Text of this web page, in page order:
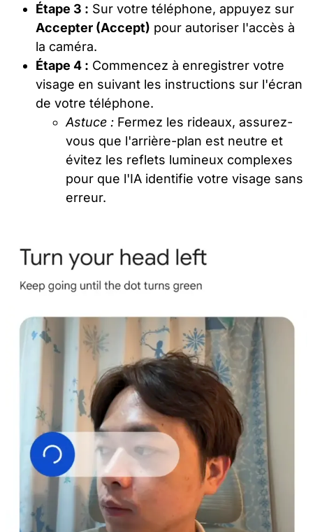
Étape 3 : Sur votre téléphone, appuyez sur
Accepter (Accept) pour autoriser l'accès à
la caméra.
Étape 4 : Commencez à enregistrer votre
visage en suivant les instructions sur l'écran
de votre téléphone.
Astuce : Fermez les rideaux, assurez-
vous que l'arrière-plan est neutre et
évitez les reflets lumineux complexes
pour que l'IA identifie votre visage sans
erreur.